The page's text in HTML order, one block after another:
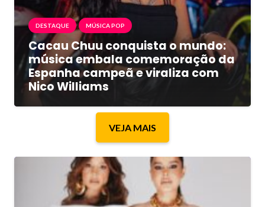
DESTAQUE MÚSICA POP
Cacau Chuu conquista o mundo:
música embala comemoração da
Espanha campeã e viraliza com
Nico Williams
VEJA MAIS